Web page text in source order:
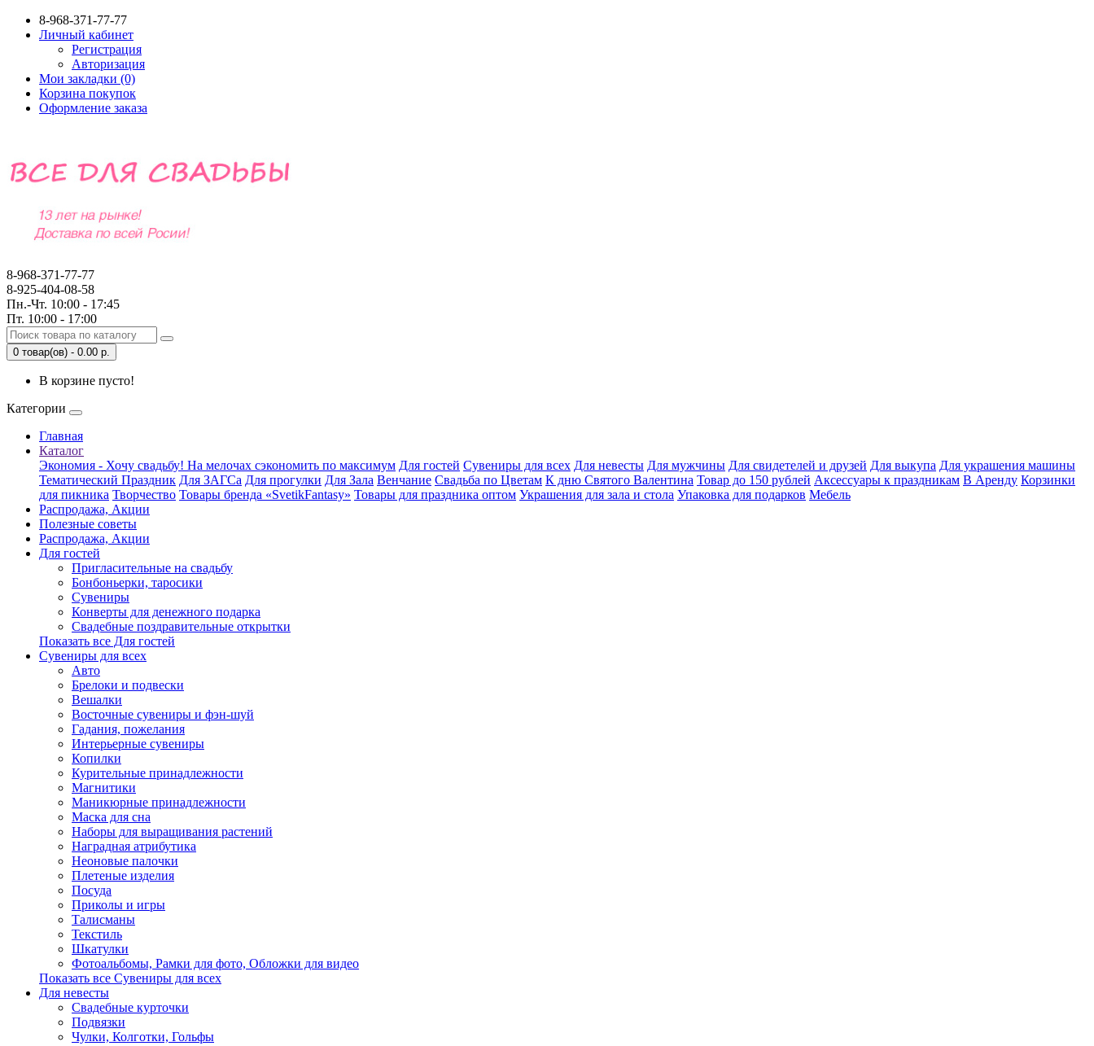
8-968-371-77-77
Личный кабинет
Регистрация
Авторизация
Мои закладки (0)
Корзина покупок
Оформление заказа
8-968-371-77-77
8-925-404-08-58
Пн.-Чт. 10:00 - 17:45
Пт. 10:00 - 17:00
0 товар(ов) - 0.00 р.
В корзине пусто!
Категории
Главная
Каталог
Экономия - Хочу свадьбу! На мелочах сэкономить по максимум Для гостей Сувениры для всех Для невесты Для мужчины Для свидетелей и друзей Для выкупа Для украшения машины
Тематический Праздник Для ЗАГСа Для прогулки Для Зала Венчание Свадьба по Цветам К дню Святого Валентина Товар до 150 рублей Аксессуары к праздникам В Аренду Корзинки
для пикника Творчество Товары бренда «SvetikFantasy» Товары для праздника оптом Украшения для зала и стола Упаковка для подарков Мебель
Распродажа, Акции
Полезные советы
Распродажа, Акции
Для гостей
Пригласительные на свадьбу
Бонбоньерки, таросики
Сувениры
Конверты для денежного подарка
Свадебные поздравительные открытки
Показать все Для гостей
Сувениры для всех
Авто
Брелоки и подвески
Вешалки
Восточные сувениры и фэн-шуй
Гадания, пожелания
Интерьерные сувениры
Копилки
Курительные принадлежности
Магнитики
Маникюрные принадлежности
Маска для сна
Наборы для выращивания растений
Наградная атрибутика
Неоновые палочки
Плетеные изделия
Посуда
Приколы и игры
Талисманы
Текстиль
Шкатулки
Фотоальбомы, Рамки для фото, Обложки для видео
Показать все Сувениры для всех
Для невесты
Свадебные курточки
Подвязки
Чулки, Колготки, Гольфы